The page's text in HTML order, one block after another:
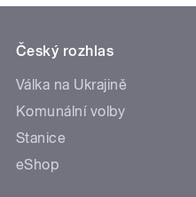
Český rozhlas
Válka na Ukrajině
Komunální volby
Stanice
eShop